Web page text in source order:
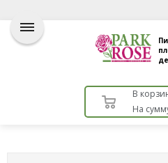
В
На